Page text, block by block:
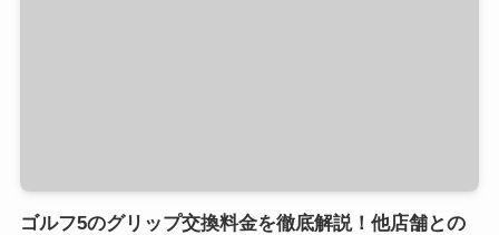
ゴルフ5のグリップ交換料金を徹底解説！他店舗との